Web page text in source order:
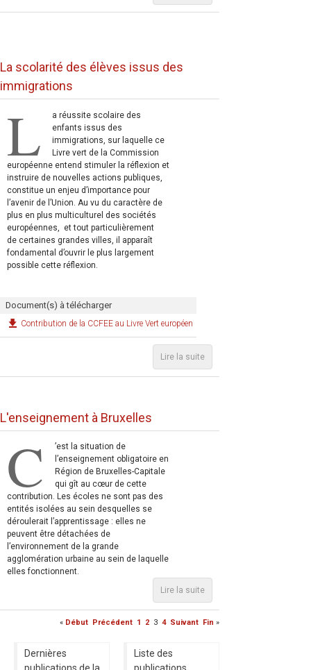
La scolarité des élèves issus des
immigrations
L
a réussite scolaire des
enfants issus des
immigrations, sur laquelle ce
Livre vert de la Commission
européenne entend stimuler la réflexion et
instruire de nouvelles actions publiques,
constitue un enjeu d’importance pour
l’avenir de l’Union. Au vu du caractère de
plus en plus multiculturel des sociétés
européennes, et tout particulièrement
de certaines grandes villes, il apparaît
fondamental d’ouvrir le plus largement
possible cette réflexion.
Document(s) à télécharger
Contribution de la CCFEE au Livre Vert européen
Lire la suite
L'enseignement à Bruxelles
C
’est la situation de
l’enseignement obligatoire en
Région de Bruxelles-Capitale
qui gît au cœur de cette
contribution. Les écoles ne sont pas des
entités isolées au sein desquelles se
déroulerait l’apprentissage : elles ne
peuvent être détachées de
l’environnement de la grande
agglomération urbaine au sein de laquelle
elles fonctionnent.
Lire la suite
« Début Précédent 1 2 3 4 Suivant Fin »
Dernières
Liste des